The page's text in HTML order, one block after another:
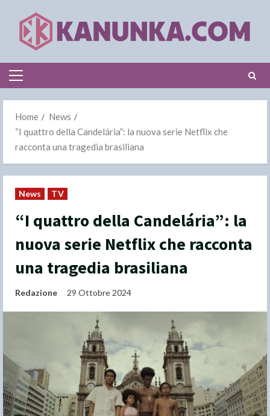
content
Primary
Home
News
“I quattro della Candelária”: la nuova serie Netflix che
racconta una tragedia brasiliana
News TV
“I quattro della Candelária”: la
nuova serie Netflix che racconta
una tragedia brasiliana
Redazione 29 Ottobre 2024